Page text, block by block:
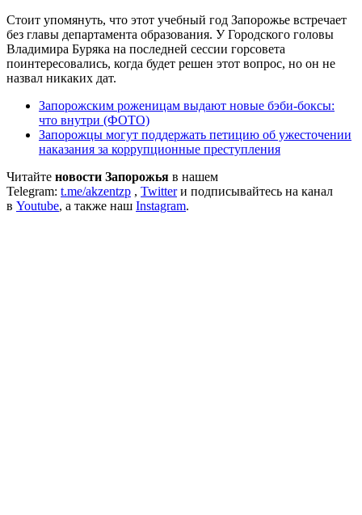
Стоит упомянуть, что этот учебный год Запорожье встречает
без главы департамента образования. У Городского головы
Владимира Буряка на последней сессии горсовета
поинтересовались, когда будет решен этот вопрос, но он не
назвал никаких дат.
Запорожским роженицам выдают новые бэби-боксы:
что внутри (ФОТО)
Запорожцы могут поддержать петицию об ужесточении
наказания за коррупционные преступления
Читайте новости Запорожья в нашем
Telegram: t.me/akzentzp , Twitterи подписывайтесь на канал
в Youtube, а также наш Instagram.